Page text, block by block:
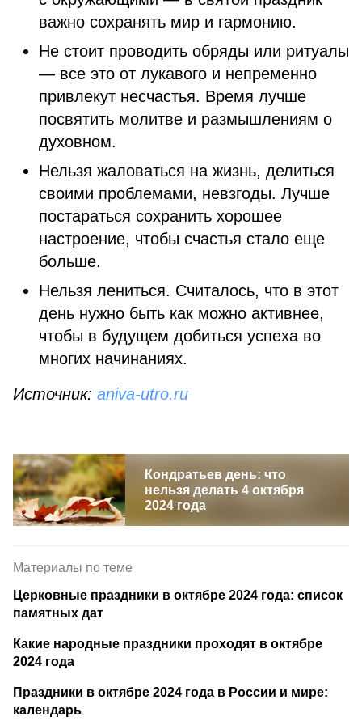
важно сохранять мир и гармонию.
Не стоит проводить обряды или ритуалы
— все это от лукавого и непременно
привлекут несчастья. Время лучше
посвятить молитве и размышлениям о
духовном.
Нельзя жаловаться на жизнь, делиться
своими проблемами, невзгоды. Лучше
постараться сохранить хорошее
настроение, чтобы счастья стало еще
больше.
Нельзя лениться. Считалось, что в этот
день нужно быть как можно активнее,
чтобы в будущем добиться успеха во
многих начинаниях.
Источник: aniva-utro.ru
Кондратьев день: что
нельзя делать 4 октября
2024 года
Материалы по теме
Церковные праздники в октябре 2024 года: список
памятных дат
Какие народные праздники проходят в октябре
2024 года
Праздники в октябре 2024 года в России и мире:
календарь